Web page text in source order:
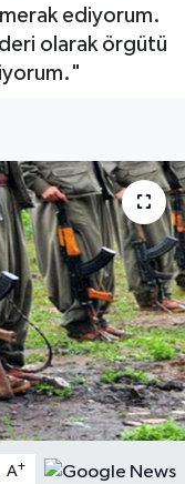
ediyorum.
olarak örgütü
A+